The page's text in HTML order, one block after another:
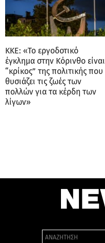
ΚΚΕ: «Το εργοδοτικό
έγκλημα στην Κόρινθο είναι
“κρίκος” της πολιτικής που
θυσιάζει τις ζωές των
πολλών για τα κέρδη των
λίγων»